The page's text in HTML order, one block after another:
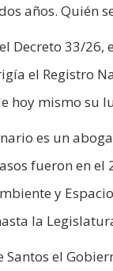
años. Quién
Decreto 33/
el Registro
hoy mismo su
es un
fueron en el
y
la
Santos el